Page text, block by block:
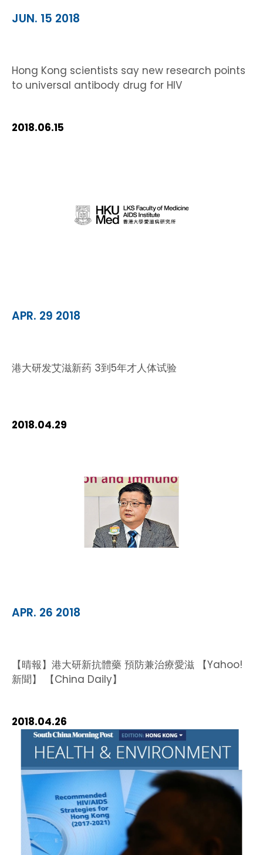
JUN. 15 2018
Hong Kong scientists say new research points
to universal antibody drug for HIV
2018.06.15
APR. 29 2018
港大研发艾滋新药 3到5年才人体试验
2018.04.29
APR. 26 2018
【晴報】港大研新抗體藥 預防兼治療愛滋 【Yahoo!
新聞】 【China Daily】
2018.04.26